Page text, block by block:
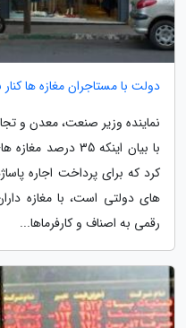
دولت با مستاجران مغازه ها کنار
نماینده وزیر صنعت، معدن و
با بیان اینکه 35
کرد که برای پرداخت اجاره
های دولتی است، با مغازه
رقمی به اصناف و کارفرماها...